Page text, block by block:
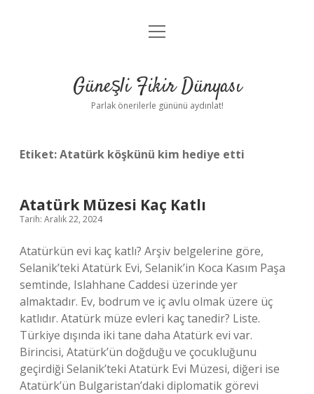
Anasayfa
Yasal Uyarı
menüyü
Güneşli Fikir Dünyası
Parlak önerilerle gününü aydınlat!
Etiket:Atatürk köşkünü kim hediye etti
Atatürk Müzesi Kaç Katlı
Tarih: Aralık 22, 2024
Atatürkün evi kaç katlı? Arşiv belgelerine göre,
Selanik’teki Atatürk Evi, Selanik’in Koca Kasım Paşa
semtinde, Islahhane Caddesi üzerinde yer
almaktadır. Ev, bodrum ve iç avlu olmak üzere üç
katlıdır. Atatürk müze evleri kaç tanedir? Liste.
Türkiye dışında iki tane daha Atatürk evi var.
Birincisi, Atatürk’ün doğduğu ve çocukluğunu
geçirdiği Selanik’teki Atatürk Evi Müzesi, diğeri ise
Atatürk’ün Bulgaristan’daki diplomatik görevi